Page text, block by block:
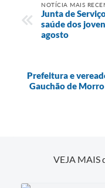
NOTÍCIA MAIS
Junta de
saúde dos
agosto
Prefeitura e
Gauchão de
VEJA MAIS